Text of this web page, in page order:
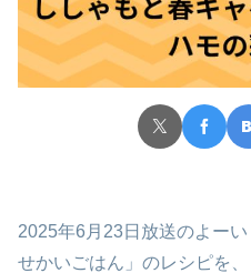
2025年6月23日放送のよー
せかいごはん」のレシピを、